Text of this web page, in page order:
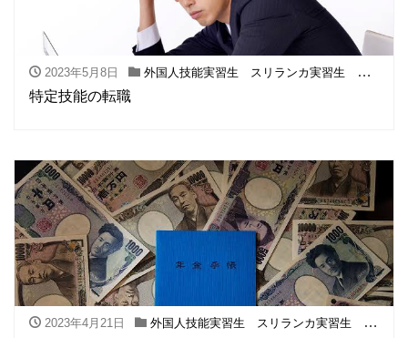
受入可能な業種
News
2023年5月8日 外国人技能実習生 スリランカ実習生 フィリピン実習生
特定技能の転職
2023年4月21日 外国人技能実習生 スリランカ実習生 フィリピン実習生